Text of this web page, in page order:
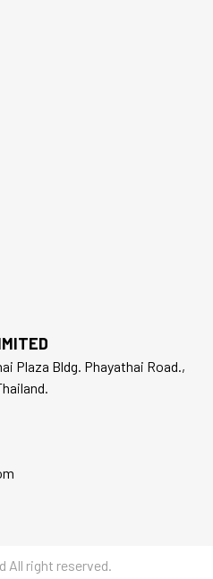
Plaza Bldg. Phayathai Road.,
All right reserved.